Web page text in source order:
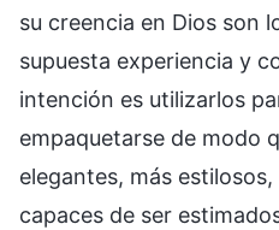
su creencia en Dios son
supuesta experiencia y
intención es utilizarlos
empaquetarse de modo
elegantes, más
capaces de ser